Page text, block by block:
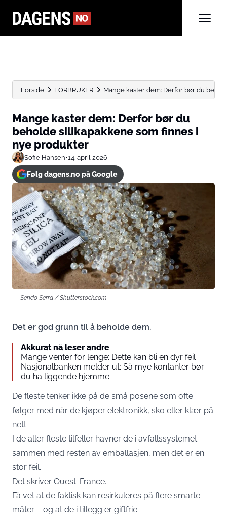
Forside FORBRUKER Mange kaster dem: Derfor bør du
Mange kaster dem: Derfor bør du
beholde silikapakkene som finnes i
nye produkter
Sofie Hansen•14. april 2026
Følg dagens.no på Google
Sendo Serra / Shutterstock.com
Det er god grunn til å beholde dem.
Akkurat nå leser andre
Mange venter for lenge: Dette kan bli en dyr feil
Nasjonalbanken melder ut: Så mye kontanter bør
du ha liggende hjemme
De fleste tenker ikke på de små posene som ofte
følger med når de kjøper elektronikk, sko eller klær på
nett.
I de aller fleste tilfeller havner de i avfallssystemet
sammen med resten av emballasjen, men det er en
stor feil.
Det skriver Ouest-France.
Få vet at de faktisk kan resirkuleres på flere smarte
måter – og at de i tillegg er giftfrie.